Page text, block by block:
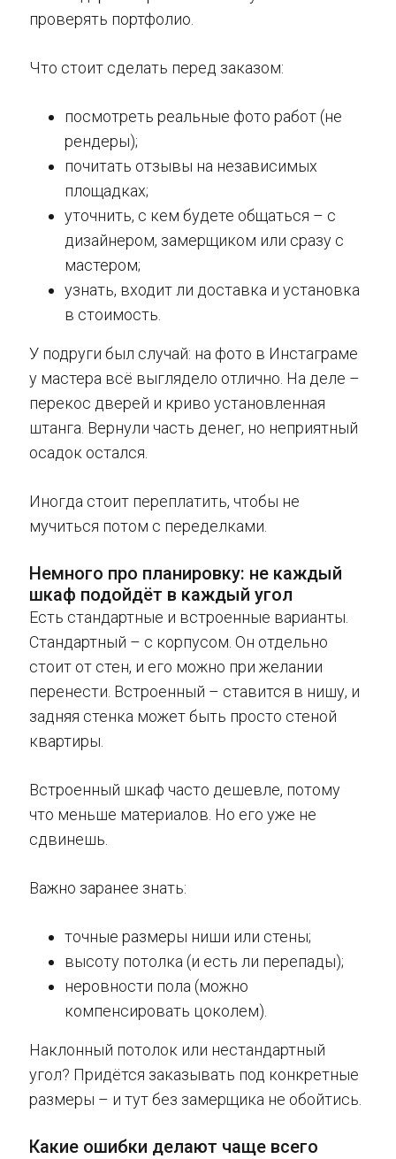
проверять портфолио.
Что стоит сделать перед заказом:
посмотреть реальные фото работ (не
рендеры);
почитать отзывы на независимых
площадках;
уточнить, с кем будете общаться – с
дизайнером, замерщиком или сразу с
мастером;
узнать, входит ли доставка и установка
в стоимость.
У подруги был случай: на фото в Инстаграме
у мастера всё выглядело отлично. На деле –
перекос дверей и криво установленная
штанга. Вернули часть денег, но неприятный
осадок остался.
Иногда стоит переплатить, чтобы не
мучиться потом с переделками.
Немного про планировку: не каждый
шкаф подойдёт в каждый угол
Есть стандартные и встроенные варианты.
Стандартный – с корпусом. Он отдельно
стоит от стен, и его можно при желании
перенести. Встроенный – ставится в нишу, и
задняя стенка может быть просто стеной
квартиры.
Встроенный шкаф часто дешевле, потому
что меньше материалов. Но его уже не
сдвинешь.
Важно заранее знать:
точные размеры ниши или стены;
высоту потолка (и есть ли перепады);
неровности пола (можно
компенсировать цоколем).
Наклонный потолок или нестандартный
угол? Придётся заказывать под конкретные
размеры – и тут без замерщика не обойтись.
Какие ошибки делают чаще всего